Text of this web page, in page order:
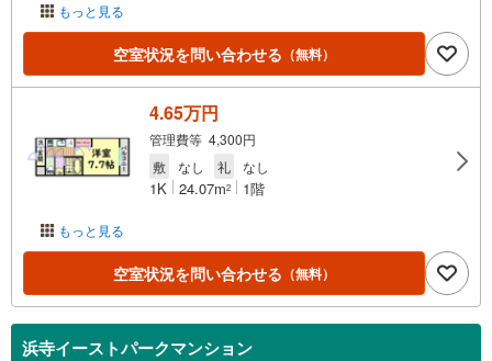
もっと見る
空室状況を問い合わせる （無料）
もっと見る
4.65万円
管理費等 4,300円
敷
なし 礼 なし
1K 24.07m2 1階
空室状況を問い合わせる （無料）
浜寺イーストパークマンション